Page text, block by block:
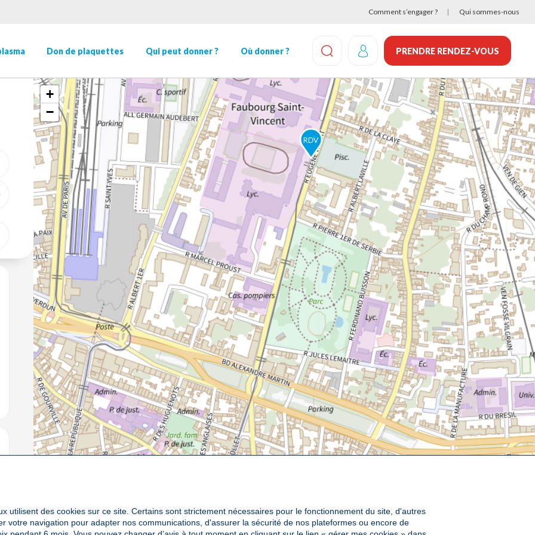
Comment s’engager ? Qui sommes-nous
Don de plaquettes Qui peut donner ? Où donner ?
EFFECTUEZ UNE RECHERCHE
PRENDRE RENDEZ-VOUS
GÉOLOCALISER
aux favoris
+
−
utilisent des cookies sur ce site. Certains sont strictement nécessaires pour le fonctionnement du site, d'autres
votre navigation pour adapter nos communications, d'assurer la sécurité de nos plateformes ou encore de